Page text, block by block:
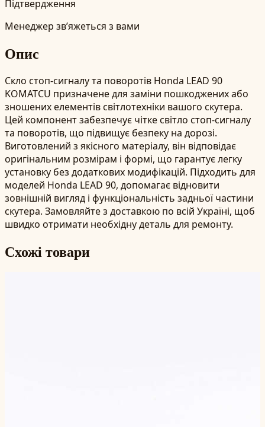
Підтвердження
Менеджер зв’яжеться з вами
Опис
Скло стоп-сигналу та поворотів Honda LEAD 90
KOMATCU призначене для заміни пошкоджених або
зношених елементів світлотехніки вашого скутера.
Цей компонент забезпечує чітке світло стоп-сигналу
та поворотів, що підвищує безпеку на дорозі.
Виготовлений з якісного матеріалу, він відповідає
оригінальним розмірам і формі, що гарантує легку
установку без додаткових модифікацій. Підходить для
моделей Honda LEAD 90, допомагає відновити
зовнішній вигляд і функціональність задньої частини
скутера. Замовляйте з доставкою по всій Україні, щоб
швидко отримати необхідну деталь для ремонту.
Схожі товари